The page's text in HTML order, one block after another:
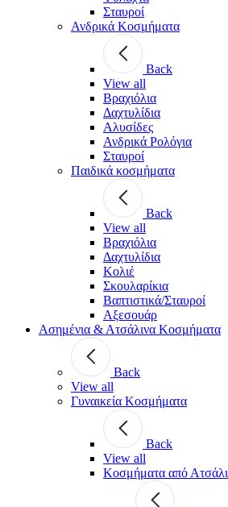
Σταυροί
Ανδρικά Κοσμήματα
Back
View all
Βραχιόλια
Δαχτυλίδια
Αλυσίδες
Ανδρικά Ρολόγια
Σταυροί
Παιδικά κοσμήματα
Back
View all
Βραχιόλια
Δαχτυλίδια
Κολιέ
Σκουλαρίκια
Βαπτιστικά/Σταυροί
Αξεσουάρ
Ασημένια & Ατσάλινα Κοσμήματα
Back
View all
Γυναικεία Κοσμήματα
Back
View all
Κοσμήματα από Ατσάλι